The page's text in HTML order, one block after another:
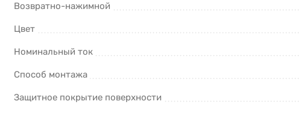
Возвратно-нажимной
Цвет
Номинальный ток
Способ монтажа
Защитное покрытие поверхности